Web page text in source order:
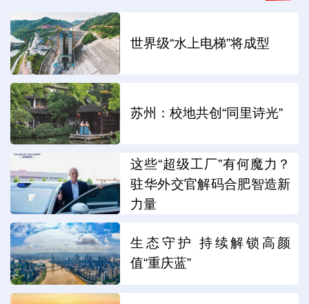
世界级“水上电梯”将成型
苏州：校地共创“同里诗光”
这些“超级工厂”有何魔力？
驻华外交官解码合肥智造新
力量
生态守护 持续解锁高颜
值“重庆蓝”